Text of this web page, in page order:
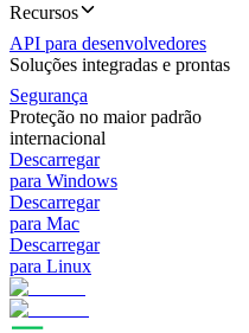
Recursos
API para desenvolvedores
Soluções integradas e prontas
Segurança
Proteção no maior padrão
internacional
Descarregar
para Windows
Descarregar
para Mac
Descarregar
para Linux